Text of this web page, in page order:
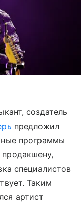
создатель
предложил
программы
специалистов
Таким
артист